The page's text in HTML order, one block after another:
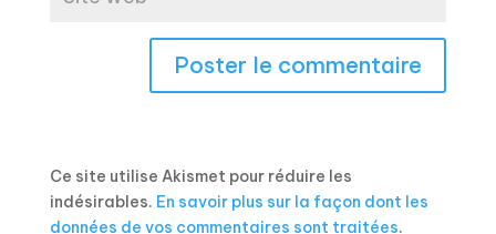
Ce site utilise Akismet pour réduire les
indésirables. En savoir plus sur la façon dont les
données de vos commentaires sont traitées.